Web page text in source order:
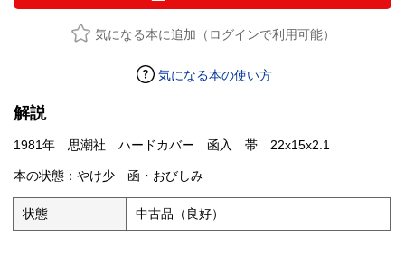
気になる本に追加（ログインで利用可能）
気になる本の使い方
解説
1981年 思潮社 ハードカバー 函入 帯 22x15x2.1
本の状態：やけ少 函・おびしみ
状態 中古品（良好）